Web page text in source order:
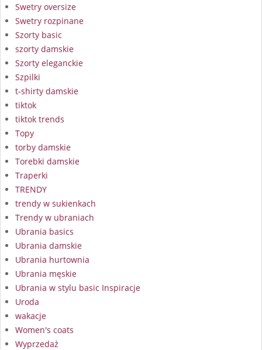
Swetry oversize
Swetry rozpinane
Szorty basic
szorty damskie
Szorty eleganckie
Szpilki
t-shirty damskie
tiktok
tiktok trends
Topy
torby damskie
Torebki damskie
Traperki
TRENDY
trendy w sukienkach
Trendy w ubraniach
Ubrania basics
Ubrania damskie
Ubrania hurtownia
Ubrania męskie
Ubrania w stylu basic Inspiracje
Uroda
wakacje
Women's coats
Wyprzedaż